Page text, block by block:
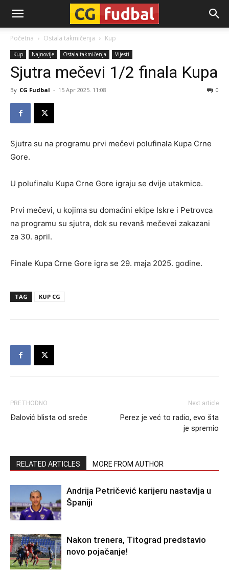
CG-
Fudbal
Početna Ostala takmičenja Kup
Kup Najnovije Ostala takmičenja Vijesti
Sjutra mečevi 1/2 finala Kupa
By CG Fudbal - 15 Apr 2025. 11:08 0
Sjutra su na programu prvi mečevi polufinala Kupa Crne
Gore.
U polufinalu Kupa Crne Gore igraju se dvije utakmice.
Prvi mečevi, u kojima su domaćini ekipe Iskre i Petrovca
na programu su sjutra, dok su revanš mečevei zakazani
za 30. april.
Finale Kupa Crne Gore igra se 29. maja 2025. godine.
TAG KUP CG
PRETHODNO
Đalović blista od sreće
Next article
Perez je već to radio, evo šta
je spremio
RELATED ARTICLES MORE FROM AUTHOR
Andrija Petričević karijeru nastavlja u
Španiji
Nakon trenera, Titograd predstavio
novo pojačanje!